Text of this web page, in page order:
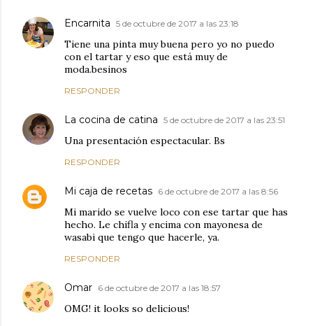
Encarnita 5 de octubre de 2017 a las 23:18
Tiene una pinta muy buena pero yo no puedo
con el tartar y eso que está muy de
moda.besinos
RESPONDER
La cocina de catina 5 de octubre de 2017 a las 23:51
Una presentación espectacular. Bs
RESPONDER
Mi caja de recetas 6 de octubre de 2017 a las 8:56
Mi marido se vuelve loco con ese tartar que has
hecho. Le chifla y encima con mayonesa de
wasabi que tengo que hacerle, ya.
RESPONDER
Omar 6 de octubre de 2017 a las 18:57
OMG! it looks so delicious!